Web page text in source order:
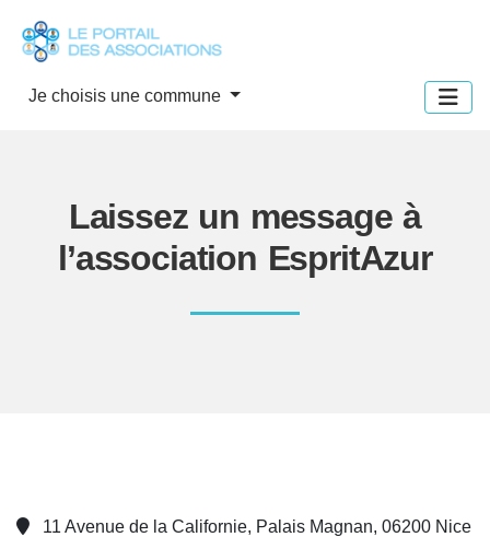
Je choisis une commune
Laissez un message à
l’association EspritAzur
11 Avenue de la Californie, Palais Magnan, 06200 Nice